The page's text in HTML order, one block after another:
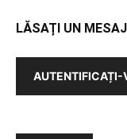
LĂSAȚI UN MESAJ
AUTENTIFICAȚI-